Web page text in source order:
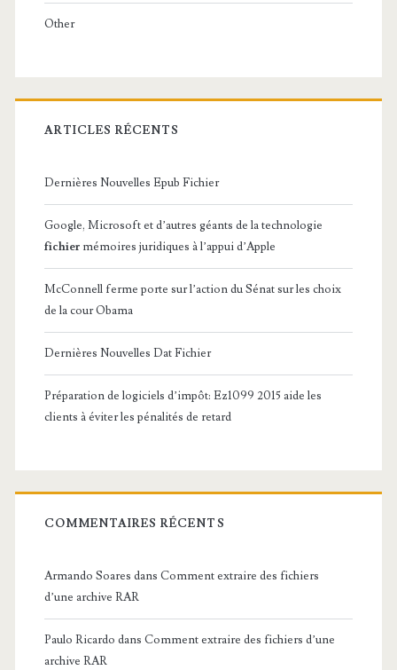
Other
ARTICLES RÉCENTS
Dernières Nouvelles Epub Fichier
Google, Microsoft et d’autres géants de la technologie
fichier mémoires juridiques à l’appui d’Apple
McConnell ferme porte sur l’action du Sénat sur les choix
de la cour Obama
Dernières Nouvelles Dat Fichier
Préparation de logiciels d’impôt: Ez1099 2015 aide les
clients à éviter les pénalités de retard
COMMENTAIRES RÉCENTS
Armando Soares dans Comment extraire des fichiers
d’une archive RAR
Paulo Ricardo dans Comment extraire des fichiers d’une
archive RAR